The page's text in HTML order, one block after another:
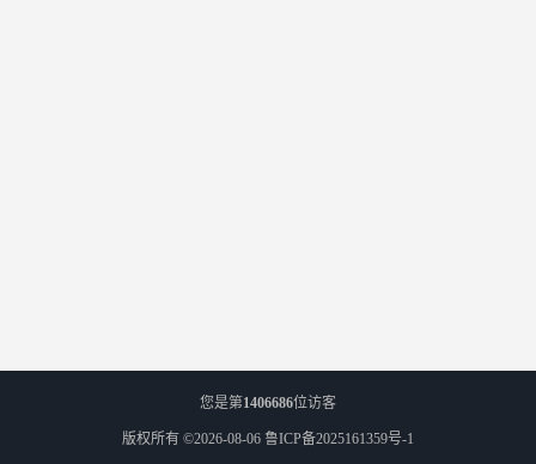
您是第1406686位访客
版权所有 ©2026-08-06 鲁ICP备2025161359号-1